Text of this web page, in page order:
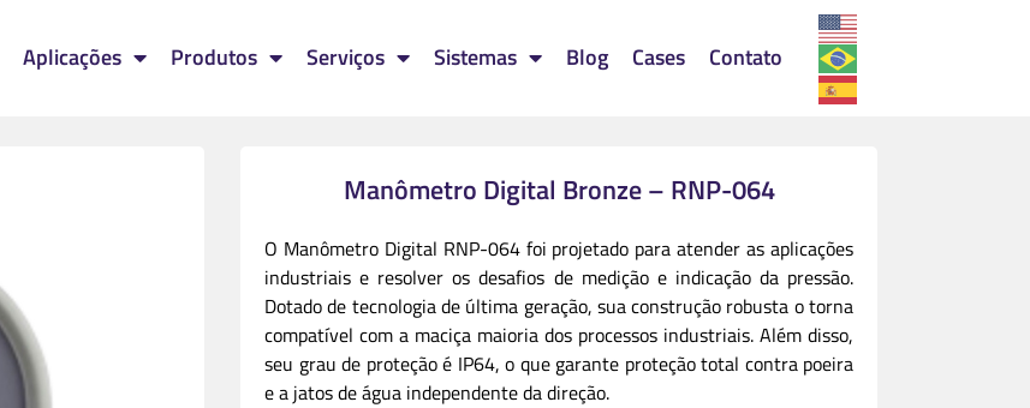
Aplicações Produtos Serviços Sistemas Blog Cases Contato
Manômetro Digital Bronze – RNP-064
O Manômetro Digital RNP-064 foi projetado para atender as aplicações
industriais e resolver os desafios de medição e indicação da pressão.
Dotado de tecnologia de última geração, sua construção robusta o torna
compatível com a maciça maioria dos processos industriais. Além disso,
seu grau de proteção é IP64, o que garante proteção total contra poeira
e a jatos de água independente da direção.